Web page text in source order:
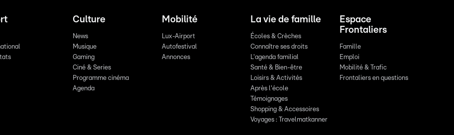
Culture
News
Musique
Gaming
Ciné & Series
Programme cinéma
Agenda
Mobilité
Lux-Airport
Autofestival
Annonces
La vie de famille
Écoles & Crèches
Connaître ses droits
L'agenda familial
Santé & Bien-être
Loisirs & Activités
Après l'école
Témoignages
Shopping & Accessoires
Voyages : Travelmatkanner
Espace
Frontaliers
Famille
Emploi
Mobilité & Trafic
Frontaliers en questions